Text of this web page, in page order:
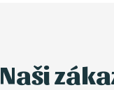
Naši